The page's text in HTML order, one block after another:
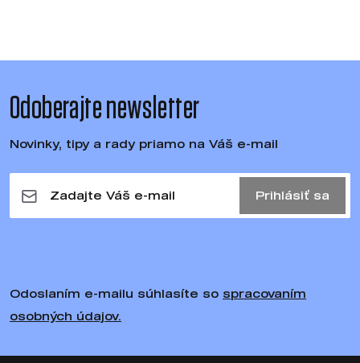
Odoberajte newsletter
Novinky, tipy a rady priamo na Váš e-mail
Prihlásiť sa
Odoslaním e-mailu súhlasíte so spracovaním
osobných údajov.